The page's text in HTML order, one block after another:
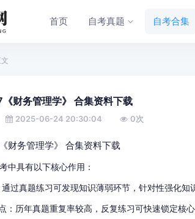
首页 自考真题 自考合集
财务管理学》 合集资料下载
2025-06-24 20:30:04 0次
财务管理学》 合集资料下载
中具有以下核心作用：
过真题练习可发现知识薄弱环节，针对性强化知
：历年真题重复率较高，反复练习可快速锁定核心